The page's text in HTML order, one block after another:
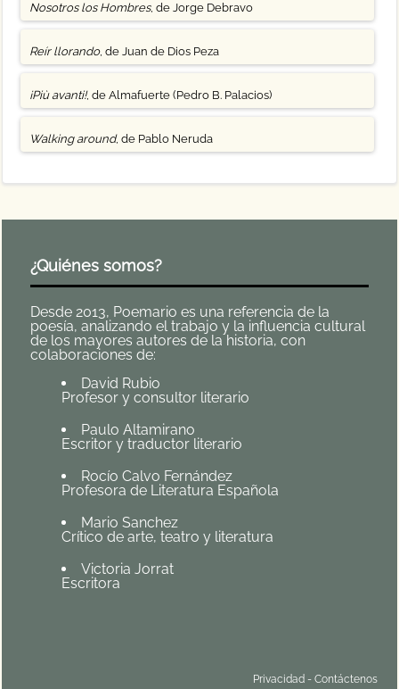
Nosotros los Hombres, de Jorge Debravo
Reír llorando, de Juan de Dios Peza
¡Più avanti!, de Almafuerte (Pedro B. Palacios)
Walking around, de Pablo Neruda
¿Quiénes somos?
Desde 2013, Poemario es una referencia de la
poesía, analizando el trabajo y la influencia cultural
de los mayores autores de la historia, con
colaboraciones de:
David Rubio
Profesor y consultor literario
Paulo Altamirano
Escritor y traductor literario
Rocío Calvo Fernández
Profesora de Literatura Española
Mario Sanchez
Crítico de arte, teatro y literatura
Victoria Jorrat
Escritora
Privacidad- Contáctenos